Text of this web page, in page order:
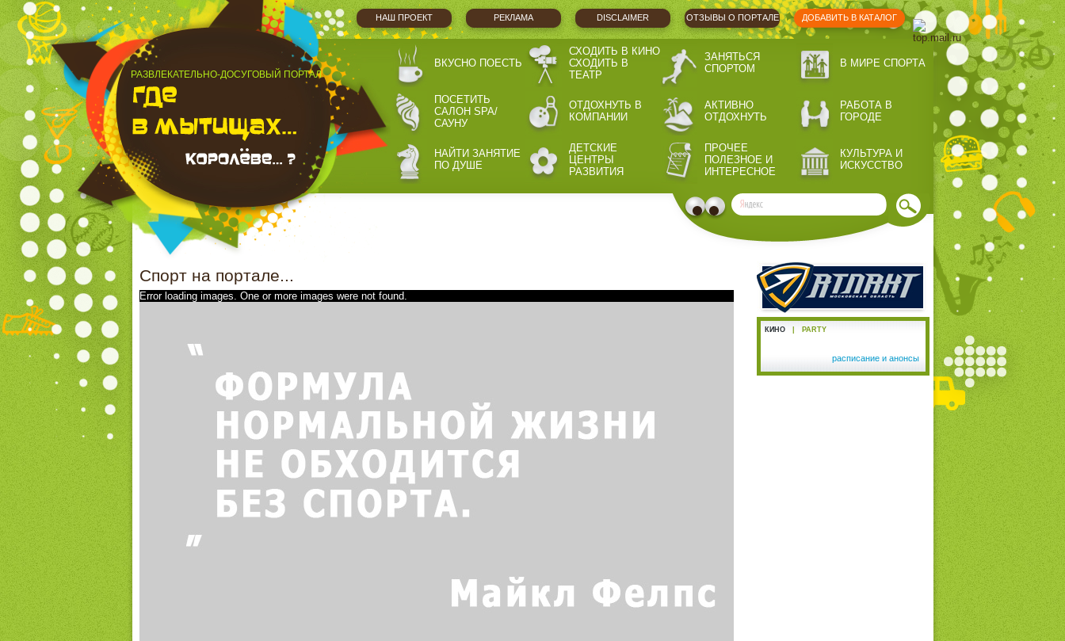
НАШ ПРОЕКТ РЕКЛАМА DISCLAIMER ОТЗЫВЫ О ПОРТАЛЕ ДОБАВИТЬ В КАТАЛОГ
РАЗВЛЕКАТЕЛЬНО-ДОСУГОВЫЙ ПОРТАЛ
ВКУСНО ПОЕСТЬ
СХОДИТЬ В КИНО
СХОДИТЬ В
ТЕАТР
ЗАНЯТЬСЯ
СПОРТОМ
В МИРЕ СПОРТА
ПОСЕТИТЬ
САЛОН SPA/
САУНУ
ОТДОХНУТЬ В
КОМПАНИИ
АКТИВНО
ОТДОХНУТЬ
РАБОТА В
ГОРОДЕ
НАЙТИ ЗАНЯТИЕ
ПО ДУШЕ
ДЕТСКИЕ
ЦЕНТРЫ
РАЗВИТИЯ
ПРОЧЕЕ
ПОЛЕЗНОЕ И
ИНТЕРЕСНОЕ
КУЛЬТУРА И
ИСКУССТВО
Спорт на портале...
Error loading images. One or more images were not found.
КИНО PARTY
расписание и анонсы